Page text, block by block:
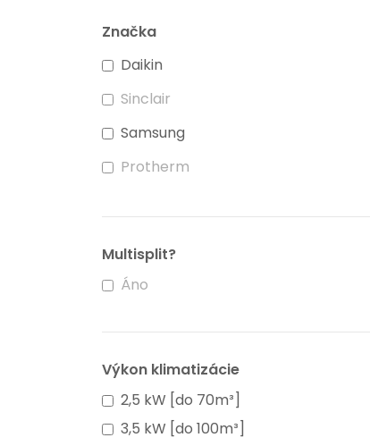
Značka
Daikin
Sinclair
Samsung
Protherm
Multisplit?
Áno
Výkon klimatizácie
2,5 kW [do 70m³]
3,5 kW [do 100m³]